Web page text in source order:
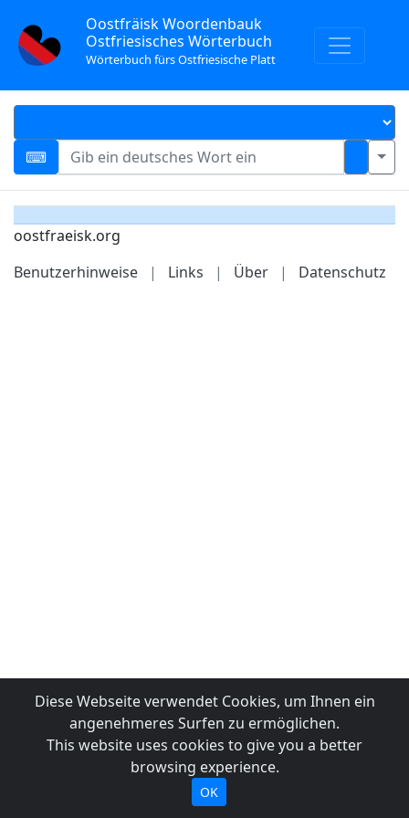
Oostfräisk Woordenbauk
Ostfriesisches Wörterbuch
Wörterbuch fürs Ostfriesische Platt
oostfraeisk.org
Benutzerhinweise
| Links | Über | Datenschutz
Diese Webseite verwendet Cookies, um Ihnen ein
angenehmeres Surfen zu ermöglichen.
This website uses cookies to give you a better
browsing experience.
OK